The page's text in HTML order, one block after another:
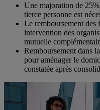
Une majoration de 25%
tierce personne est
Le remboursement des
intervention des
mutuelle
Remboursement dans
pour aménager le
constatée après